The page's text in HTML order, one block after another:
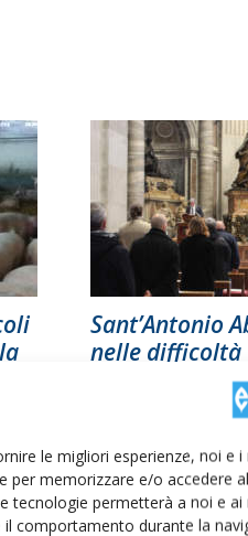
le migliori esperienze, noi e
per memorizzare e/o accedere
tecnologie permetterà a noi e
il comportamento durante la
Sant’Antonio
nelle difficoltà
28 Gennaio 2021